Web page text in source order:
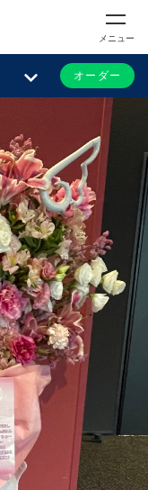
メニュー
オーダー